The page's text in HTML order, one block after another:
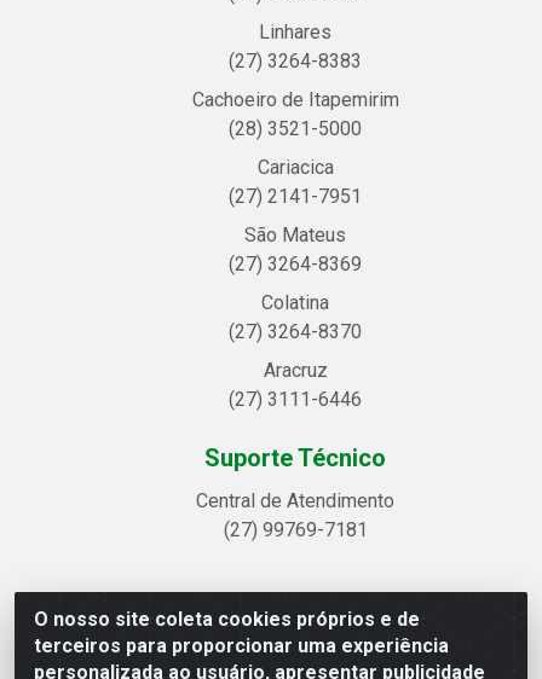
O nosso site coleta cookies próprios e de
terceiros para proporcionar uma experiência
personalizada ao usuário, apresentar publicidade
Linhares
(27) 3264-8383
Cachoeiro de Itapemirim
(28) 3521-5000
Cariacica
(27) 2141-7951
São Mateus
(27) 3264-8369
Colatina
(27) 3264-8370
Aracruz
(27) 3111-6446
Suporte Técnico
Central de Atendimento
(27) 99769-7181
Linhavix Distribuidora LTDA - Avenida Alegre, 2521 -
Quadra314 Lote 05 e 07 - Shell, Linhares/ES - CEP